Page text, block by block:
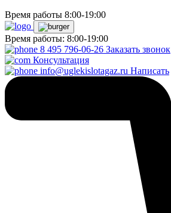
Время работы 8:00-19:00
Время работы: 8:00-19:00
8 495 796-06-26 Заказать звонок
Консультация
info@uglekislotagaz.ru Написать